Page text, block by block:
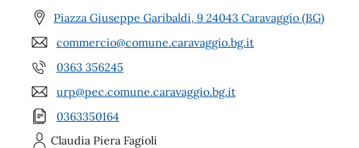
Piazza Giuseppe Garibaldi, 9 24043 Caravaggio (BG)
commercio@comune.caravaggio.bg.it
0363 356245
urp@pec.comune.caravaggio.bg.it
0363350164
Claudia Piera Fagioli